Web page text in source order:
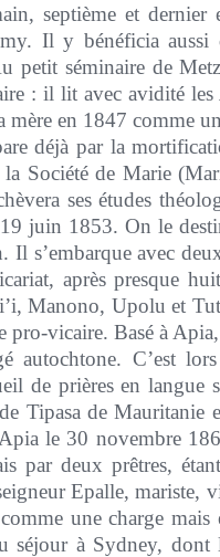
septième et
Il y bénéficia aussi
petit séminaire de
: il lit avec avidité les
mère en 1847 comme
déjà par la
la Société de Marie
ses études
juin 1853. On le
s’embarque avec
après presque
Manono, Upolu et
pro-vicaire. Basé à
autochtone. C’est
de prières en
Tipasa de Mauritanie
le 30 novembre
par deux prêtres,
Epalle, mariste,
une charge
séjour à Sydney,